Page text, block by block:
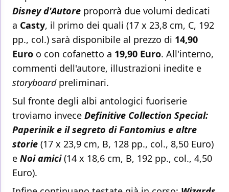
Disney d'Autore proporrà due volumi dedicati
a Casty, il primo dei quali (17 x 23,8 cm, C, 192
pp., col.) sarà disponibile al prezzo di 14,90
Euro o con cofanetto a 19,90 Euro. All'interno,
commenti dell'autore, illustrazioni inedite e
storyboardpreliminari.
Sul fronte degli albi antologici fuoriserie
troviamo invece Definitive Collection Special:
Paperinik e il segreto di Fantomius e altre
storie (17 x 23,9 cm, B, 128 pp., col., 8,50 Euro)
e Noi amici(14 x 18,6 cm, B, 192 pp., col., 4,50
Euro).